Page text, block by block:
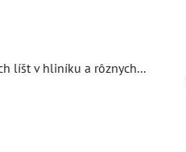
líšt v hliníku a rôznych...